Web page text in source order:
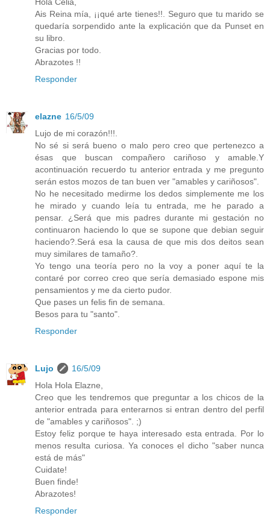
Ais Reina mía, ¡¡qué arte tienes!!. Seguro que tu marido se
quedaría sorpendido ante la explicación que da Punset en
su libro.
Gracias por todo.
Abrazotes !!
Responder
elazne 16/5/09
Lujo de mi corazón!!!.
No sé si será bueno o malo pero creo que pertenezco a
ésas que buscan compañero cariñoso y amable.Y
acontinuación recuerdo tu anterior entrada y me pregunto
serán estos mozos de tan buen ver "amables y cariñosos".
No he necesitado medirme los dedos simplemente me los
he mirado y cuando leía tu entrada, me he parado a
pensar. ¿Será que mis padres durante mi gestación no
continuaron haciendo lo que se supone que debian seguir
haciendo?.Será esa la causa de que mis dos deitos sean
muy similares de tamaño?.
Yo tengo una teoría pero no la voy a poner aquí te la
contaré por correo creo que sería demasiado espone mis
pensamientos y me da cierto pudor.
Que pases un felis fin de semana.
Besos para tu "santo".
Responder
Lujo
16/5/09
Hola Hola Elazne,
Creo que les tendremos que preguntar a los chicos de la
anterior entrada para enterarnos si entran dentro del perfil
de "amables y cariñosos". ;)
Estoy feliz porque te haya interesado esta entrada. Por lo
menos resulta curiosa. Ya conoces el dicho "saber nunca
está de más"
Cuidate!
Buen finde!
Abrazotes!
Responder